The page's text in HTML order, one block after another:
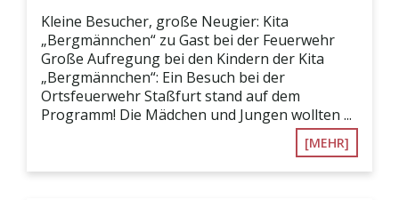
Kleine Besucher, große Neugier: Kita
„Bergmännchen“ zu Gast bei der Feuerwehr
Große Aufregung bei den Kindern der Kita
„Bergmännchen“: Ein Besuch bei der
Ortsfeuerwehr Staßfurt stand auf dem
Programm! Die Mädchen und Jungen wollten ...
[MEHR]